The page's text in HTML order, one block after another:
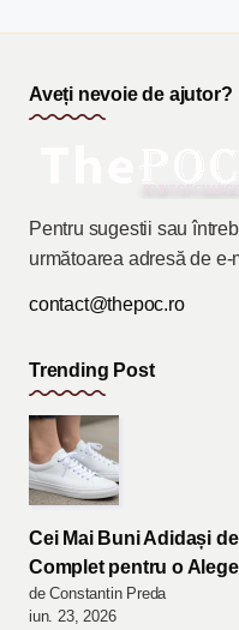
Aveți nevoie de ajutor?
Pentru sugestii sau
următoarea adresă de e-
contact@thepoc.ro
Trending Post
Cei Mai Buni Adidași
Complet pentru o
de Constantin Preda
iun. 23, 2026